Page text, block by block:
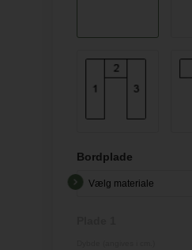
Bordplade